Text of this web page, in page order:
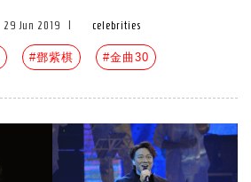
29 Jun 2019 celebrities
#鄧紫棋 #金曲30